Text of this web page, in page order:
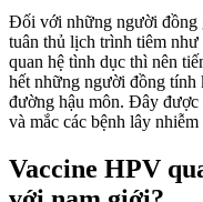
Đối với những người đồng
tuân thủ lịch trình tiêm
quan hệ tình dục thì nên
hết những người đồng tính
đường hậu môn. Đây được
và mắc các bệnh lây
Vaccine HPV